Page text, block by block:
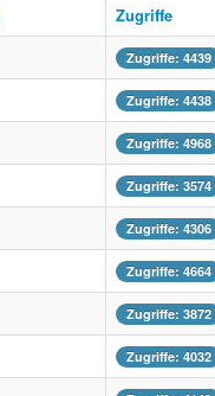
Zugriffe
Zugriffe: 4439
Zugriffe: 4438
Zugriffe: 4968
Zugriffe: 3574
Zugriffe: 4306
Zugriffe: 4664
Zugriffe: 3872
Zugriffe: 4032